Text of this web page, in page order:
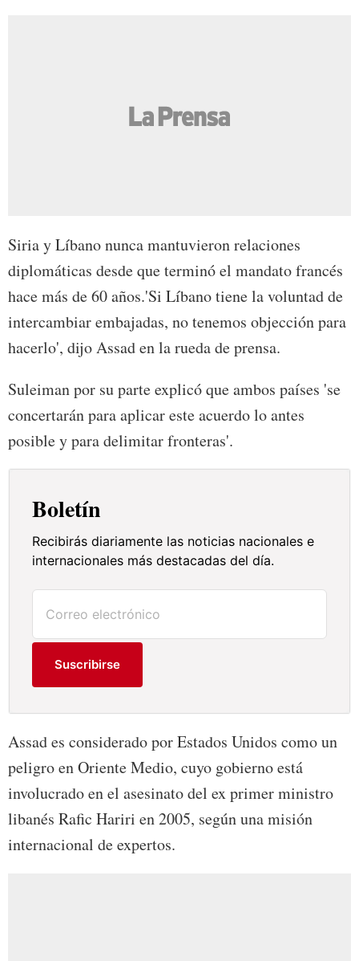
Siria y Líbano nunca mantuvieron relaciones
diplomáticas desde que terminó el mandato francés
hace más de 60 años.'Si Líbano tiene la voluntad de
intercambiar embajadas, no tenemos objección para
hacerlo', dijo Assad en la rueda de prensa.
Suleiman por su parte explicó que ambos países 'se
concertarán para aplicar este acuerdo lo antes
posible y para delimitar fronteras'.
Boletín
Recibirás diariamente las noticias nacionales e
internacionales más destacadas del día.
Suscribirse
Assad es considerado por Estados Unidos como un
peligro en Oriente Medio, cuyo gobierno está
involucrado en el asesinato del ex primer ministro
libanés Rafic Hariri en 2005, según una misión
internacional de expertos.